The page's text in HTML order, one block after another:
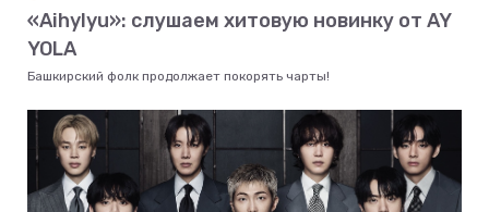
«Aihylyu»: слушаем хитовую новинку от AY
YOLA
Башкирский фолк продолжает покорять чарты!